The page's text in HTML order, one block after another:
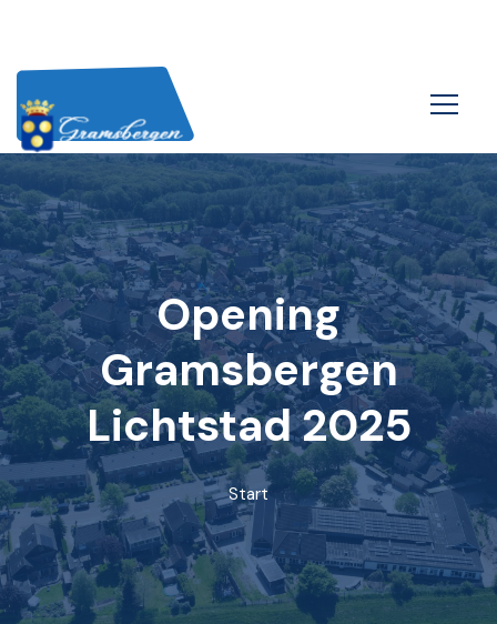
Opening
Gramsbergen
Lichtstad 2025
Start